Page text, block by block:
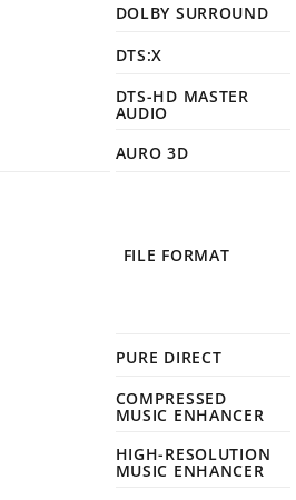
DOLBY SURROUND
DTS:X
DTS-HD MASTER
AUDIO
AURO 3D
FILE FORMAT
PURE DIRECT
COMPRESSED
MUSIC ENHANCER
HIGH-RESOLUTION
MUSIC ENHANCER